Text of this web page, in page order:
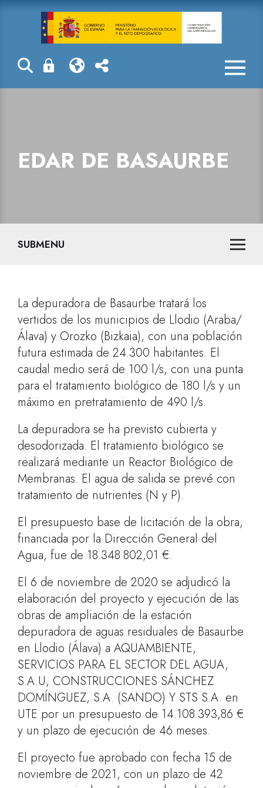
EDAR de
EDAR DE BASAURBE
SUBMENU
La depuradora de Basaurbe tratará los
vertidos de los municipios de Llodio (Araba/
Álava) y Orozko (Bizkaia), con una población
futura estimada de 24.300 habitantes. El
caudal medio será de 100 l/s, con una punta
para el tratamiento biológico de 180 l/s y un
máximo en pretratamiento de 490 l/s.
La depuradora se ha previsto cubierta y
desodorizada. El tratamiento biológico se
realizará mediante un Reactor Biológico de
Membranas. El agua de salida se prevé con
tratamiento de nutrientes (N y P).
El presupuesto base de licitación de la obra,
financiada por la Dirección General del
Agua, fue de 18.348.802,01 €.
El 6 de noviembre de 2020 se adjudicó la
elaboración del proyecto y ejecución de las
obras de ampliación de la estación
depuradora de aguas residuales de Basaurbe
en Llodio (Álava) a AQUAMBIENTE,
SERVICIOS PARA EL SECTOR DEL AGUA,
S.A.U, CONSTRUCCIONES SÁNCHEZ
DOMÍNGUEZ, S.A. (SANDO) Y STS S.A. en
UTE por un presupuesto de 14.108.393,86 €
y un plazo de ejecución de 46 meses.
El proyecto fue aprobado con fecha 15 de
noviembre de 2021, con un plazo de 42